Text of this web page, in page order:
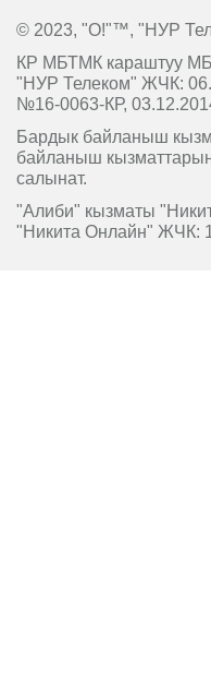
© 2023, "O!"™, "НУР
КР МБТМК караштуу
"НУР Телеком" ЖЧК:
№16-0063-КР,
Бардык байланыш
байланыш
салынат.
"Алиби" кызматы
"Никита Онлайн" ЖЧК: